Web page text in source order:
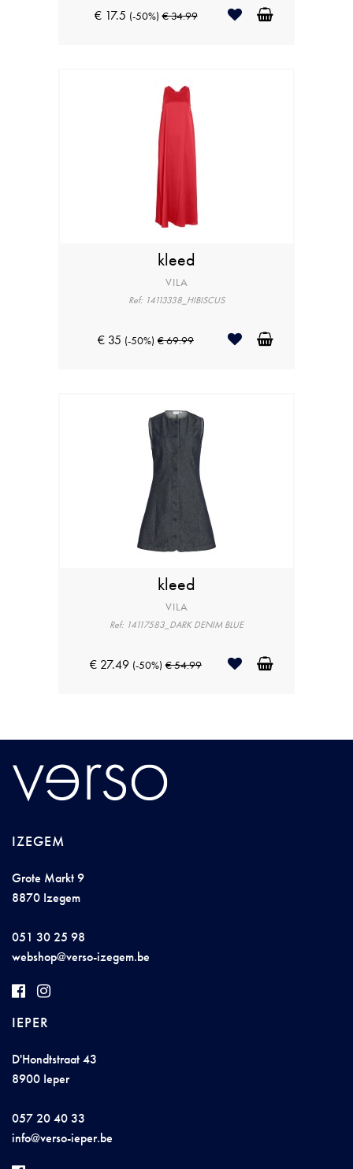
€ 17.5 (-50%) € 34.99
kleed
VILA
Ref: 14113338_HIBISCUS
€ 35 (-50%) € 69.99
kleed
VILA
Ref: 14117583_DARK DENIM BLUE
€ 27.49 (-50%) € 54.99
IZEGEM
Grote Markt 9
8870 Izegem
051 30 25 98
webshop@verso-izegem.be
IEPER
D'Hondtstraat 43
8900 Ieper
057 20 40 33
info@verso-ieper.be